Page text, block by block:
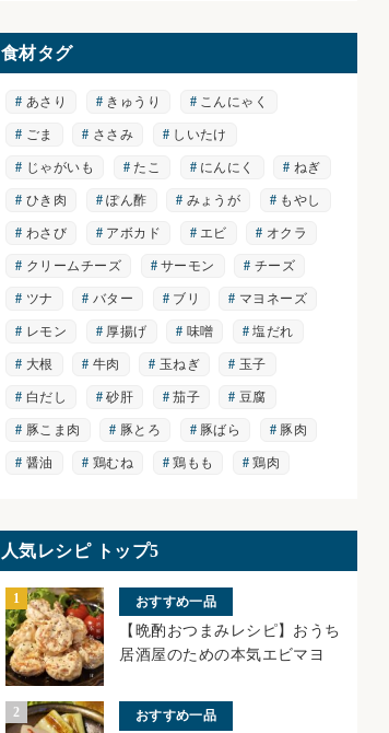
食材タグ
あさり きゅうり こんにゃく
ごま ささみ しいたけ
じゃがいも たこ にんにく ねぎ
ひき肉 ぽん酢 みょうが もやし
わさび アボカド エビ オクラ
クリームチーズ サーモン チーズ
ツナ バター ブリ マヨネーズ
レモン 厚揚げ 味噌 塩だれ
大根 牛肉 玉ねぎ 玉子
白だし 砂肝 茄子 豆腐
豚こま肉 豚とろ 豚ばら 豚肉
醤油 鶏むね 鶏もも 鶏肉
人気レシピ トップ5
おすすめ一品
【晩酌おつまみレシピ】おうち
居酒屋のための本気エビマヨ
おすすめ一品